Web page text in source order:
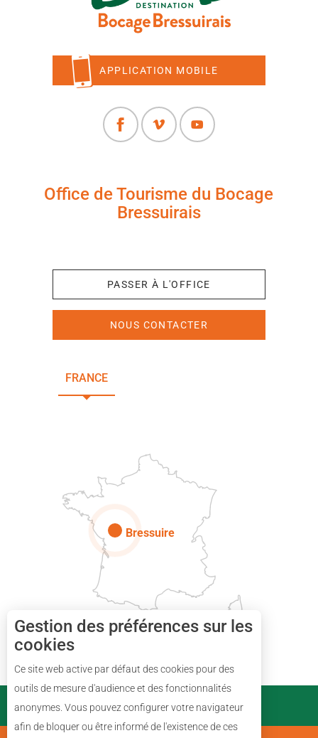
Description
APPLICATION MOBILE
Office de Tourisme du Bocage
Bressuirais
PASSER À L'OFFICE
NOUS CONTACTER
FRANCE
Bressuire
PARTENAIRES
Gestion des préférences sur les
cookies
Ce site web active par défaut des cookies pour des
outils de mesure d'audience et des fonctionnalités
anonymes. Vous pouvez configurer votre navigateur
afin de bloquer ou être informé de l'existence de ces